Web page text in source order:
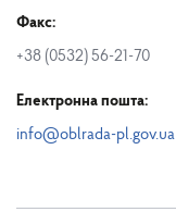
Факс:
+38 (0532) 56-21-70
Електронна пошта:
info@oblrada-pl.gov.ua